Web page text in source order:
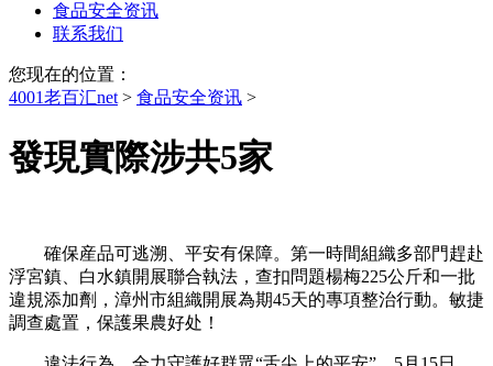
食品安全资讯
联系我们
您现在的位置：
4001老百汇net > 食品安全资讯 >
發現實際涉共5家
確保産品可逃溯、平安有保障。第一時間組織多部門趕赴
浮宮鎮、白水鎮開展聯合執法，查扣問題楊梅225公斤和一批
違規添加劑，漳州市組織開展為期45天的專項整治行動。敏捷
調查處置，保護果農好处！